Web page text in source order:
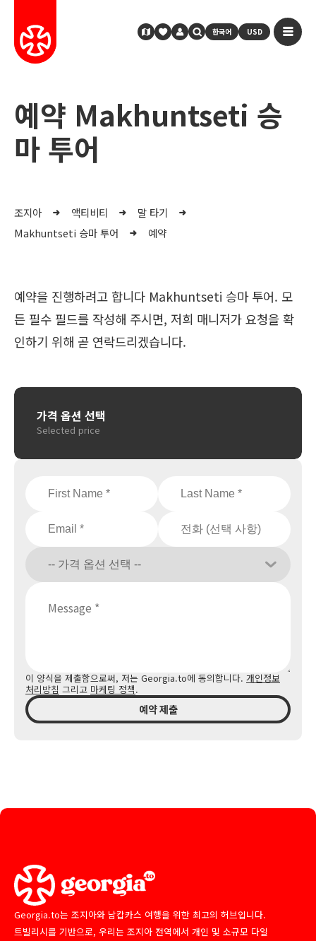
한국어 USD
예약 Makhuntseti 승
마 투어
조지아 액티비티
말 타기
Makhuntseti 승마 투어
예약
예약을 진행하려고 합니다 Makhuntseti 승마 투어. 모
든 필수 필드를 작성해 주시면, 저희 매니저가 요청을 확
인하기 위해 곧 연락드리겠습니다.
이 양식을 제출함으로써, 저는 Georgia.to에 동의합니다. 개인정보
처리방침 그리고 마케팅 정책.
예약 제출
가격 옵션 선택
Selected price
Georgia.to는 조지아와 남캅카스 여행을 위한 최고의 허브입니다.
트빌리시를 기반으로, 우리는 조지아 전역에서 개인 및 소규모 다일